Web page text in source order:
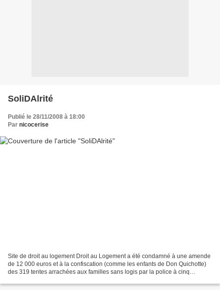
SoliDAlrité
Publié le 28/11/2008 à 18:00
Par nicocerise
Site de droit au logement Droit au Logement a été condamné à une amende
de 12 000 euros et à la confiscation (comme les enfants de Don Quichotte)
des 319 tentes arrachées aux familles sans logis par la police à cinq